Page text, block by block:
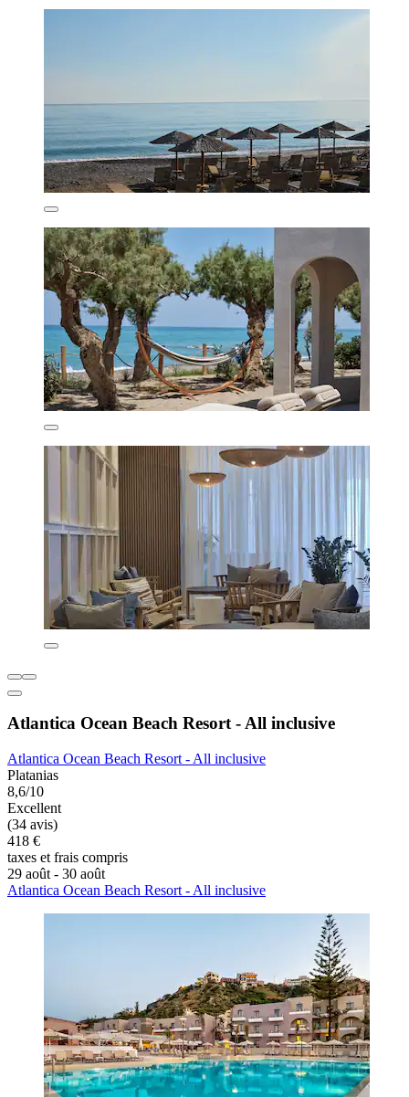
Atlantica Ocean Beach Resort - All inclusive
Atlantica Ocean Beach Resort - All inclusive
Platanias
8,6/10
Excellent
(34 avis)
418 €
taxes et frais compris
29 août - 30 août
Atlantica Ocean Beach Resort - All inclusive